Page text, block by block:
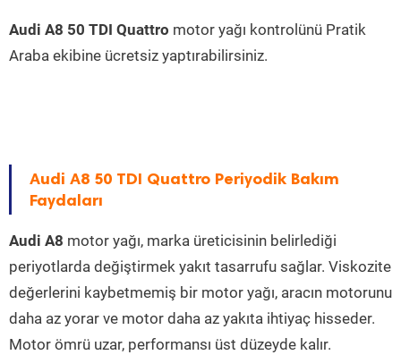
Audi A8 50 TDI Quattro motor yağı kontrolünü Pratik
Araba ekibine ücretsiz yaptırabilirsiniz.
Audi A8 50 TDI Quattro Periyodik Bakım
Faydaları
Audi A8 motor yağı, marka üreticisinin belirlediği
periyotlarda değiştirmek yakıt tasarrufu sağlar. Viskozite
değerlerini kaybetmemiş bir motor yağı, aracın motorunu
daha az yorar ve motor daha az yakıta ihtiyaç hisseder.
Motor ömrü uzar, performansı üst düzeyde kalır.